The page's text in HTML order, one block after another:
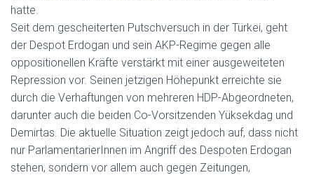
hatte.
Seit dem gescheiterten Putschversuch in der Türkei, geht
der Despot Erdogan und sein AKP-Regime gegen alle
oppositionellen Kräfte verstärkt mit einer ausgeweiteten
Repression vor. Seinen jetzigen Höhepunkt erreichte sie
durch die Verhaftungen von mehreren HDP-Abgeordneten,
darunter auch die beiden Co-Vorsitzenden Yüksekdag und
Demirtas. Die aktuelle Situation zeigt jedoch auf, dass nicht
nur ParlamentarierInnen im Angriff des Despoten Erdogan
stehen, sondern vor allem auch gegen Zeitungen,